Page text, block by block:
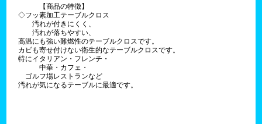
【商品の特徴】
◇フッ素加工テーブルクロス
汚れが付きにくく、
汚れが落ちやすい、
高温にも強い難燃性のテーブルクロスです。
カビも寄せ付けない衛生的なテーブルクロスです。
特にイタリアン・フレンチ・
中華・カフェ・
ゴルフ場レストランなど
汚れが気になるテーブルに最適です。